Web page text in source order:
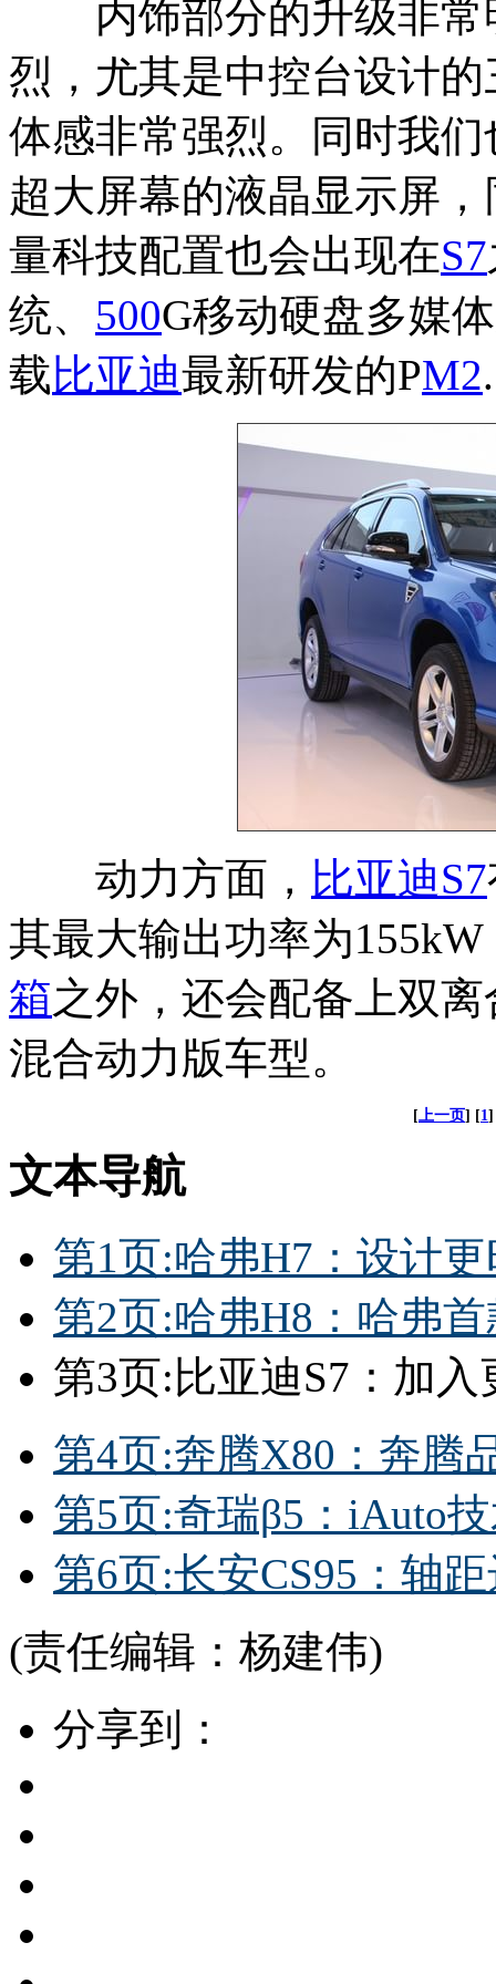
内饰部分的升级非常
烈，尤其是中控台设计
体感非常强烈。同时我
超大屏幕的液晶显示屏
量科技配置也会出现在S7
统、 500G移动硬盘多媒
载比亚迪最新研发的PM2
动力方面， 比亚迪S7
其最大输出功率为
箱之外，还会配备上双离
混合动力版车型。
[ 上一页] [1]
文本导航
第1页:哈弗H7：设计
第2页:哈弗H8：哈弗
第3页:比亚迪S7：加
第4页:奔腾X80：奔腾
第5页:奇瑞β5：iAuto
第6页:长安CS95：轴
(责任编辑：杨建伟)
分享到：